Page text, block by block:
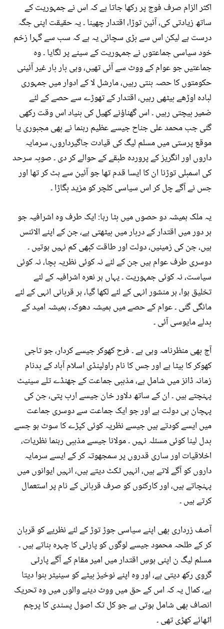
اکثر الزام صرف فوج پر رکھا جاتا ہے کہ اس نے جمہوریت کے
ساتھ زیادتی کی، آئین توڑا، اقتدار چھینا ۔ یہ حقیقت اپنی جگہ
درست ہے لیکن اس سے بڑی سچائی یہ ہے کہ سب سے گہرا زخم
خود سیاسی جماعتوں نے جمہوریت کے سینے پر لگایا ۔ وہ
جماعتیں جو عوام کے ووٹ سے آئی تھیں، وہی بار بار غیر آئینی
حکومتوں کا حصہ بنتی رہیں، مارشل لا کے ادوار میں جمہوری
لبادہ اوڑھے بیٹھی رہیں، اقتدار کے تھوڑے سے حصے کے لئے
ضمیر بیچتی رہیں ۔ اس گھناؤنے کھیل کی بنیاد اس وقت رکھی
گئی جب محمد علی جناح جیسے عظیم رہنما نے بھی مجبوری یا
موقع پرستی میں مسلم لیگ کی قیادت جاگیرداروں، سرمایہ
داروں اور انگریز کے پروردہ طبقے کے حوالے کر دی ۔ صوبہ سرحد
کی اسمبلی توڑنا ان کا ایسا قدم تھا جو آئین سے ہٹ کر تھا اور
جس نے آگے چل کر اس سیاسی کلچر کو مزید بگاڑا ۔
یہ ملک ہمیشہ دو حصوں میں بٹا رہا: ایک طرف وہ اشرافیہ جو
ہر دور میں اقتدار کے دربار میں بیٹھتی ہے، جن کے اپنے الائنس
ہیں، جن کی زمینیں، دولت اور طاقت کبھی کم نہیں ہوتیں ۔
دوسری طرف عوام ہیں جن کے لئے نہ کوئی نظریہ بچا، نہ کوئی
سیاست، نہ کوئی جمہوریت ۔ یہاں ہر نعرہ اشرافیہ کے لئے
تخلیق ہوا، ہر منشور انہی کے لئے لکھا گیا، ہر قربانی انہی کے لئے
مانگی گئی ۔ عوام کے حصے میں ہمیشہ دھوکہ، ہمیشہ امید کے
بدلے مایوسی آئی ۔
آج بھی منظرنامہ وہی ہے ۔ فرح کھوکر جیسے کردار، جو تاجی
کھوکر کا بیٹا ہے اور جس کا نام راولپنڈی اسلام آباد کے بدنام
زمانہ ڈانز میں شامل ہے، مذہبی جماعت کے جھنڈے تلے سینیٹ
پہنچتے ہیں ۔ ان کے ساتھ دلاور خان جیسے ارب پتی، جن کی
پہچان ہی دولت ہے اور جو ایک جماعت سے دوسری جماعت
میں ایسے کودتے ہیں جیسے نظریہ کوئی کپڑے کا سوٹ ہو جسے
بدل لینا کوئی مسئلہ نہیں ۔ مولانا جیسے مذہبی رہنما نظریات،
اخلاقیات اور ساری قدروں پر سمجھوتہ کر کے ایسے سرمایہ
داروں کو آگے لاتے ہیں، انہیں ٹکٹ دیتے ہیں، انہیں ایوانوں میں
پہنچاتے ہیں، اور کارکنوں کو صرف قربانی کے نام پر استعمال
کرتے ہیں ۔
آصف زرداری بھی اپنے سیاسی جوڑ توڑ کے لئے نظریے کو قربان
کر کے طلحہ محمود جیسے لوگوں کو پارٹی کا چہرہ بناتے ہیں ۔
مسلم لیگ ن اپنی ہوسِ اقتدار میں امیر مقام کے آگے پارٹی
گروی رکھ دیتی ہے، اور وہ اپنے نوخیز بیٹے کو سینیٹر بنوا دیتا
ہے، کمال یہ کہ اس کے حق میں ووٹ دینے والوں میں وہ تحریک
انصاف بھی شامل ہوتی ہے جو کل تک اصول پسندی کا پرچم
اٹھائے کھڑی تھی ۔